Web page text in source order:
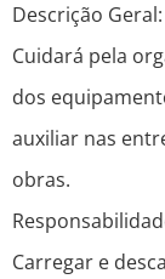
Descrição Geral:
Cuidará pela
dos
auxiliar nas
obras.
Carregar e